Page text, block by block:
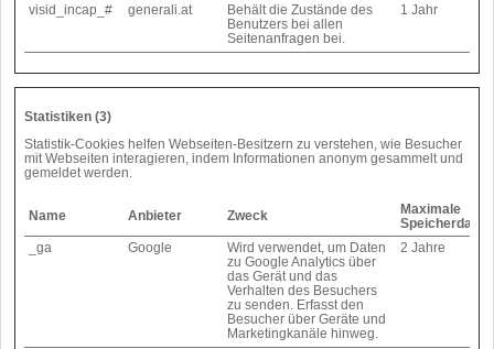
visid_incap_# generali.at
Behält die Zustände des
Benutzers bei allen
Seitenanfragen bei.
1 Jahr
Statistiken (3)
Statistik-Cookies helfen Webseiten-Besitzern zu verstehen, wie Besucher
mit Webseiten interagieren, indem Informationen anonym gesammelt und
gemeldet werden.
Name Anbieter Zweck
Maximale
Speicherdauer
_ga
Google
Wird verwendet, um Daten
zu Google Analytics über
das Gerät und das
Verhalten des Besuchers
zu senden. Erfasst den
Besucher über Geräte und
Marketingkanäle hinweg.
2 Jahre